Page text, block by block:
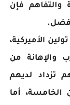
والتفاهم فإن
الأميركية،
والإهانة من
تزداد لديهم
الخامسة، أما